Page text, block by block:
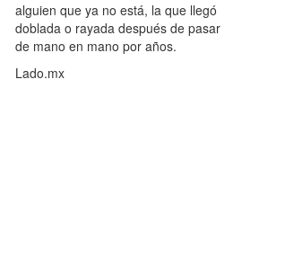
alguien que ya no está, la que llegó
doblada o rayada después de pasar
de mano en mano por años.
Lado.mx